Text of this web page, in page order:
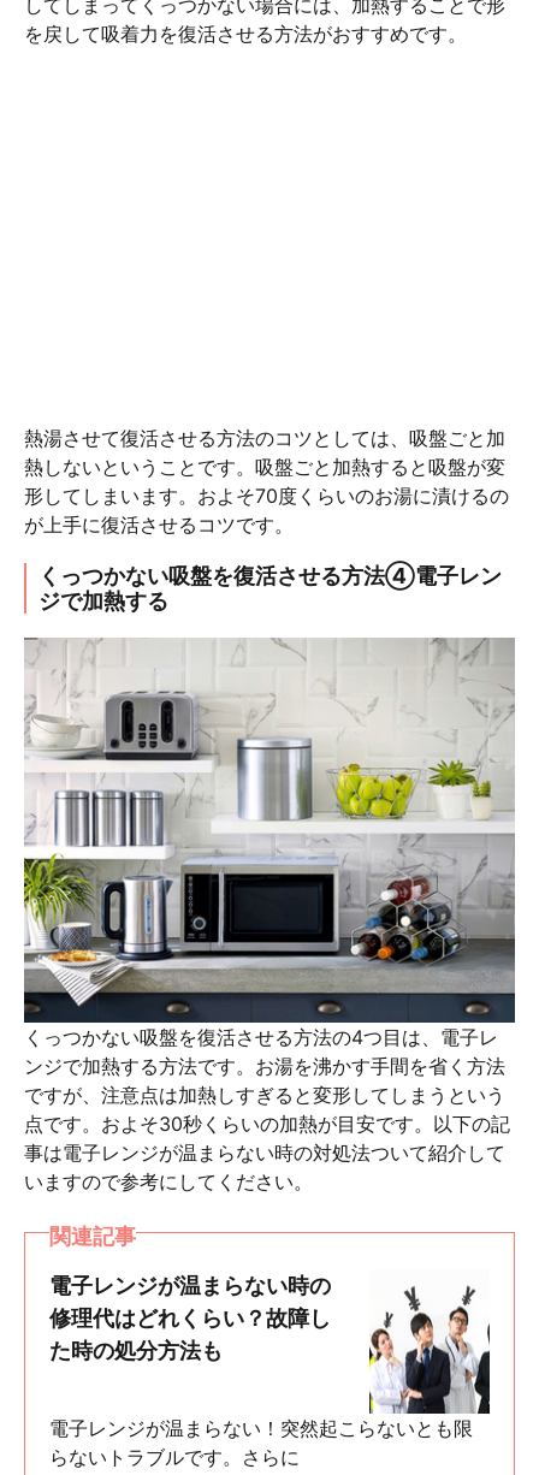
してしまってくっつかない場合には、加熱することで形
を戻して吸着力を復活させる方法がおすすめです。
熱湯させて復活させる方法のコツとしては、吸盤ごと加
熱しないということです。吸盤ごと加熱すると吸盤が変
形してしまいます。およそ70度くらいのお湯に漬けるの
が上手に復活させるコツです。
くっつかない吸盤を復活させる方法④電子レン
ジで加熱する
くっつかない吸盤を復活させる方法の4つ目は、電子レ
ンジで加熱する方法です。お湯を沸かす手間を省く方法
ですが、注意点は加熱しすぎると変形してしまうという
点です。およそ30秒くらいの加熱が目安です。以下の記
事は電子レンジが温まらない時の対処法ついて紹介して
いますので参考にしてください。
関連記事
電子レンジが温まらない時の
修理代はどれくらい？故障し
た時の処分方法も
電子レンジが温まらない！突然起こらないとも限
らないトラブルです。さらに